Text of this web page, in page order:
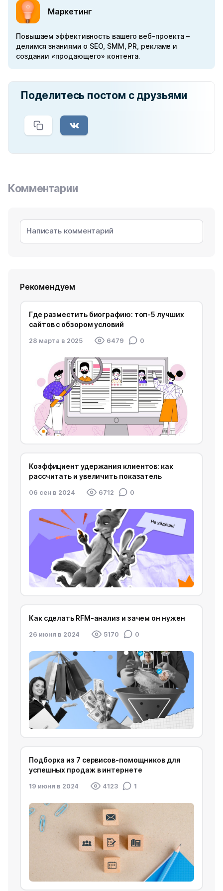
Маркетинг
Повышаем эффективность вашего веб-проекта –
делимся знаниями о SEO, SMM, PR, рекламе и
создании «продающего» контента.
Поделитесь постом с друзьями
Комментарии
Рекомендуем
Где разместить биографию: топ-5 лучших
сайтов с обзором условий
28 марта в 2025 6479 0
Коэффициент удержания клиентов: как
рассчитать и увеличить показатель
06 сен в 2024 6712 0
Как сделать RFM-анализ и зачем он нужен
26 июня в 2024 5170 0
Подборка из 7 сервисов-помощников для
успешных продаж в интернете
19 июня в 2024 4123 1